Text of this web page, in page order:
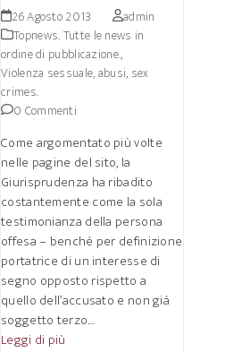
26 Agosto 2013
admin
Topnews. Tutte le news in
ordine di pubblicazione.,
Violenza sessuale, abusi, sex
crimes.
0 Commenti
Come argomentato più volte
nelle pagine del sito, la
Giurisprudenza ha ribadito
costantemente come la sola
testimonianza della persona
offesa – benché per definizione
portatrice di un interesse di
segno opposto rispetto a
quello dell’accusato e non già
soggetto terzo…
Leggi di più